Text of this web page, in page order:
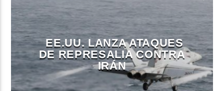
EE.UU. LANZA ATAQUES
DE REPRESALIA CONTRA
IRÁN